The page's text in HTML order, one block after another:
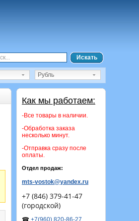
Искать
Рубль
Как мы работаем:
-Все товары в наличии.
-Обработка заказа
несколько минут.
-Отправка сразу после
оплаты.
Отдел продаж:
mts-vostok@yandex.ru
+7 (846) 379-41-47
(городской)
☎ +7(960) 820-86-27